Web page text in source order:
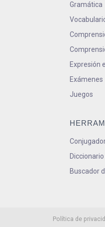
Gramática
Expresión
Exámenes
Juegos
Buscador
Política de